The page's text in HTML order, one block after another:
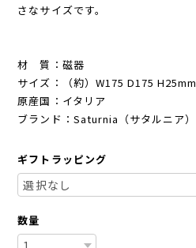
さなサイズです。
材 質：磁器
サイズ：（約）W175 D175 H25mm
原産国：イタリア
ブランド：Saturnia（サタルニア）
ギフトラッピング
数量